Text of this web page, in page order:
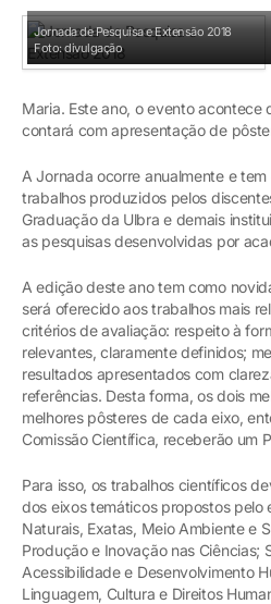
Jornada de Pesquisa e Extensão 2018
Foto: divulgação
Maria. Este ano, o evento
contará com apresentação de
A Jornada ocorre anualmente e
trabalhos produzidos pelos
Graduação da Ulbra e demais
as pesquisas desenvolvidas por
A edição deste ano tem como
será oferecido aos trabalhos mais
critérios de avaliação: respeito à
relevantes, claramente definidos;
resultados apresentados com
referências. Desta forma, os dois
melhores pôsteres de cada eixo,
Comissão Científica, receberão um
Para isso, os trabalhos científicos
dos eixos temáticos propostos pelo
Naturais, Exatas, Meio Ambiente e
Produção e Inovação nas Ciências;
Acessibilidade e Desenvolvimento
Linguagem, Cultura e Direitos